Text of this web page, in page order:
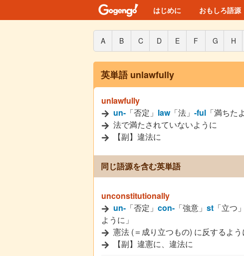
はじめに おもしろ語源
A B C D E F G H
英単語 unlawfully
unlawfully
un- 「否定」 law「法」 -ful 「満ちた
法で満たされていないように
【副】違法に
同じ語源を含む英単語
unconstitutionally
un- 「否定」 con- 「強意」 st 「立つ」
ように」
憲法 (＝成り立つもの) に反するよう
【副】違憲に、違法に